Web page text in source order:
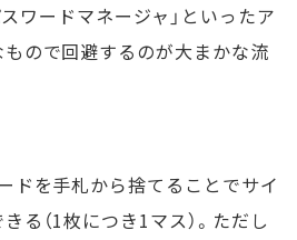
スワードマネージャ」といったア
ので回避するのが大まかな流
ドを手札から捨てることでサイ
る（1枚につき1マス）。ただし